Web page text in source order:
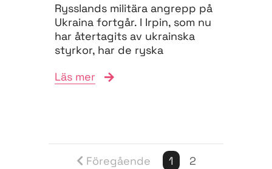
Rysslands militära angrepp på
Ukraina fortgår. I Irpin, som nu
har återtagits av ukrainska
styrkor, har de ryska
Läs mer
Föregående 1
2